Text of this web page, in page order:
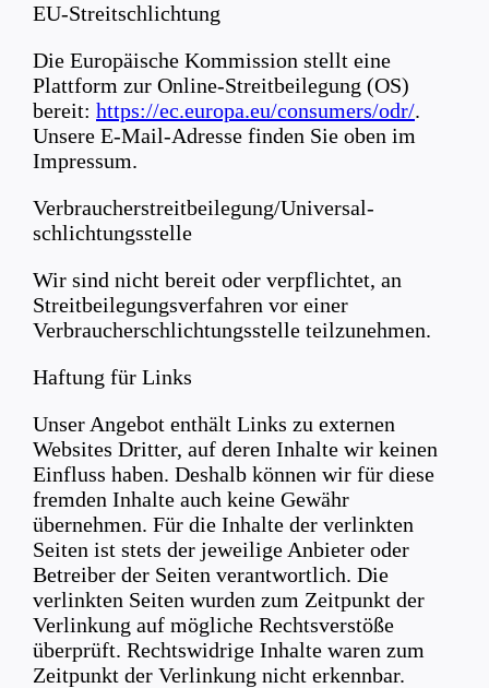
EU-Streitschlichtung
Die Europäische Kommission stellt eine
Plattform zur Online-Streitbeilegung (OS)
bereit: https://ec.europa.eu/consumers/odr/.
Unsere E-Mail-Adresse finden Sie oben im
Impressum.
Verbraucher­streit­beilegung/Universal­
schlichtungs­stelle
Wir sind nicht bereit oder verpflichtet, an
Streitbeilegungsverfahren vor einer
Verbraucherschlichtungsstelle teilzunehmen.
Haftung für Links
Unser Angebot enthält Links zu externen
Websites Dritter, auf deren Inhalte wir keinen
Einfluss haben. Deshalb können wir für diese
fremden Inhalte auch keine Gewähr
übernehmen. Für die Inhalte der verlinkten
Seiten ist stets der jeweilige Anbieter oder
Betreiber der Seiten verantwortlich. Die
verlinkten Seiten wurden zum Zeitpunkt der
Verlinkung auf mögliche Rechtsverstöße
überprüft. Rechtswidrige Inhalte waren zum
Zeitpunkt der Verlinkung nicht erkennbar.